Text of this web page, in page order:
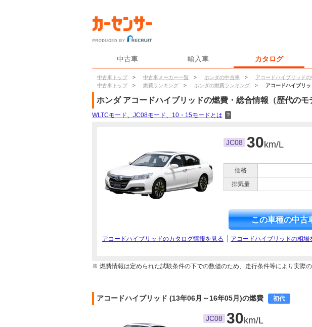
中古車 輸入車 カタログ
中古車トップ > 中古車メーカー一覧 > ホンダの中古車 > アコードハイブリッドの
中古車トップ
> 燃費ランキング > ホンダの燃費ランキング > アコードハイブリ
ホンダ アコードハイブリッドの燃費・総合情報（歴代のモ
WLTCモード、JC08モード、10・15モードとは ？
JC08 30km/L
価格
排気量
この車種の中古
アコードハイブリッドのカタログ情報を見る アコードハイブリッドの相場
※ 燃費情報は定められた試験条件の下での数値のため、走行条件等により実際の
アコードハイブリッド (13年06月～16年05月)の燃費 初代
JC08 30km/L